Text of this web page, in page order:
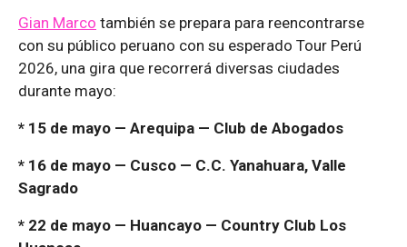
Gian Marco también se prepara para reencontrarse
con su público peruano con su esperado Tour Perú
2026, una gira que recorrerá diversas ciudades
durante mayo:
* 15 de mayo — Arequipa — Club de Abogados
* 16 de mayo — Cusco — C.C. Yanahuara, Valle
Sagrado
* 22 de mayo — Huancayo — Country Club Los